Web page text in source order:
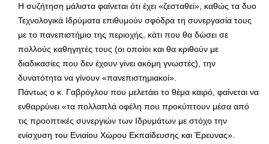
Η συζήτηση μάλιστα φαίνεται ότι έχει «ζεσταθεί», καθώς τα δυο
Τεχνολογικά Ιδρύματα επιθυμούν σφόδρα τη συνεργασία τους
με το πανεπιστήμιο της περιοχής, κάτι που θα δώσει σε
πολλούς καθηγητές τους (οι οποίοι και θα κριθούν με
διαδικασίες που δεν έχουν γίνει ακόμη γνωστές), την
δυνατότητα να γίνουν «πανεπιστημιακοί».
Πάντως ο κ. Γαβρόγλου που μελετάει το θέμα καιρό, φαίνεται να
ενθαρρύνει «τα πολλαπλά οφέλη που προκύπτουν μέσα από
τις προοπτικές συνεργιών των Ιδρυμάτων με στόχο την
ενίσχυση του Ενιαίου Χώρου Εκπαίδευσης και Έρευνας».